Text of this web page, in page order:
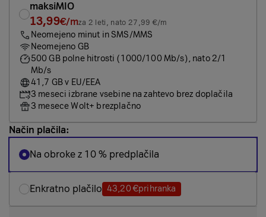
maksiMIO
13,99€/mza 2 leti, nato 27,99 €/m
Neomejeno minut in SMS/MMS
Neomejeno GB
500 GB polne hitrosti (1000/100 Mb/s), nato 2/1
Mb/s
41,7 GB v EU/EEA
3 meseci izbrane vsebine na zahtevo brez doplačila
3 mesece Wolt+ brezplačno
Način plačila:
Na obroke z 10 % predplačila
Enkratno plačilo 43,20 €prihranka